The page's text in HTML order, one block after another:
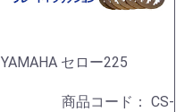
YAMAHA セロー225
商品コード： CS-